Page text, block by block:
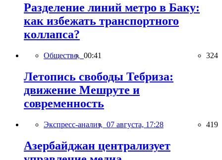
Разделение линий метро в Баку:
как избежать транспортного
коллапса?
Общество, 00:41 324
Летопись свободы Тебриза:
движение Мешруте и
современность
Экспресс-анализ, 07 августа, 17:28 419
Азербайджан централизует